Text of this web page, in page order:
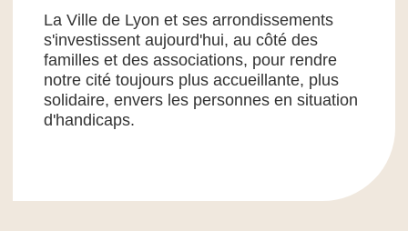
La Ville de Lyon et ses arrondissements
s'investissent aujourd'hui, au côté des
familles et des associations, pour rendre
notre cité toujours plus accueillante, plus
solidaire, envers les personnes en situation
d'handicaps.